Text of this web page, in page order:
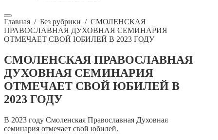
Главная / Без рубрики / СМОЛЕНСКАЯ
ПРАВОСЛАВНАЯ ДУХОВНАЯ СЕМИНАРИЯ
ОТМЕЧАЕТ СВОЙ ЮБИЛЕЙ В 2023 ГОДУ
СМОЛЕНСКАЯ ПРАВОСЛАВНАЯ
ДУХОВНАЯ СЕМИНАРИЯ
ОТМЕЧАЕТ СВОЙ ЮБИЛЕЙ В
2023 ГОДУ
В 2023 году Смоленская Православная Духовная
семинария отмечает свой юбилей.